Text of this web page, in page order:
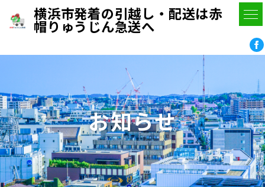
横浜市発着の引越し・配送は赤
帽りゅうじん急送へ
お知らせ